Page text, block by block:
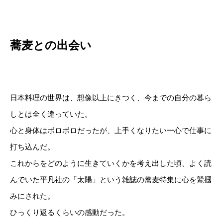
蕎麦との出会い
日本料理の世界は、想像以上にきつく、今までの自分の暮ら
しとは全く違っていた。
心と身体はボロボロだったが、上手くなりたい一心で仕事に
打ち込んだ。
これからをどのように生きていくかを考え出した頃、よく読
んでいた平凡社の「太陽」という雑誌の蕎麦特集に心を鷲摑
みにされた。
ひっくり返るくらいの感動だった。